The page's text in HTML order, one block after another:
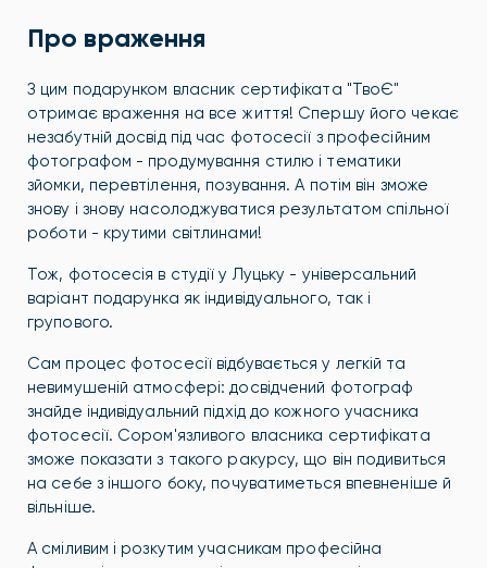
Про враження
З цим подарунком власник сертифіката "ТвоЄ"
отримає враження на все життя! Спершу його чекає
незабутній досвід під час фотосесії з професійним
фотографом - продумування стилю і тематики
зйомки, перевтілення, позування. А потім він зможе
знову і знову насолоджуватися результатом спільної
роботи - крутими світлинами!
Тож, фотосесія в студії у Луцьку - універсальний
варіант подарунка як індивідуального, так і
групового.
Сам процес фотосесії відбувається у легкій та
невимушеній атмосфері: досвідчений фотограф
знайде індивідуальний підхід до кожного учасника
фотосесії. Сором'язливого власника сертифіката
зможе показати з такого ракурсу, що він подивиться
на себе з іншого боку, почуватиметься впевненіше й
вільніше.
А сміливим і розкутим учасникам професійна